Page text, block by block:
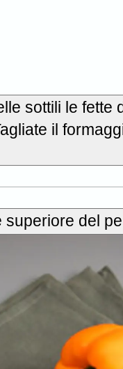
sottili le fette
il
superiore del